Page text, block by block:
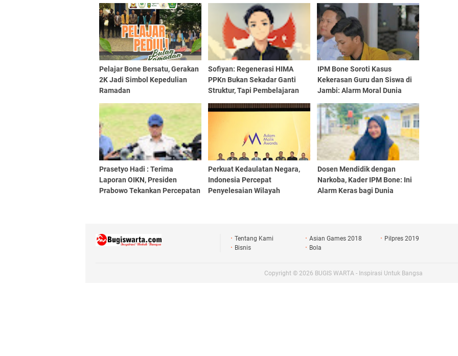
Pelajar Bone Bersatu, Gerakan
2K Jadi Simbol Kepedulian
Ramadan
Sofiyan: Regenerasi HIMA
PPKn Bukan Sekadar Ganti
Struktur, Tapi Pembelajaran
IPM Bone Soroti Kasus
Kekerasan Guru dan Siswa di
Jambi: Alarm Moral Dunia
Prasetyo Hadi : Terima
Laporan OIKN, Presiden
Prabowo Tekankan Percepatan
Perkuat Kedaulatan Negara,
Indonesia Percepat
Penyelesaian Wilayah
Dosen Mendidik dengan
Narkoba, Kader IPM Bone: Ini
Alarm Keras bagi Dunia
Tentang Kami Asian Games 2018
Pilpres 2019
Bisnis
Bola
Copyright © 2026 BUGIS WARTA - Inspirasi Untuk Bangsa